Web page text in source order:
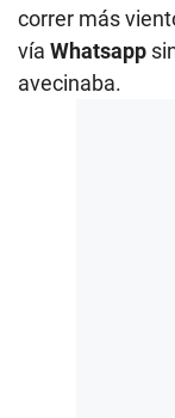
correr más
vía Whatsapp
avecinaba.